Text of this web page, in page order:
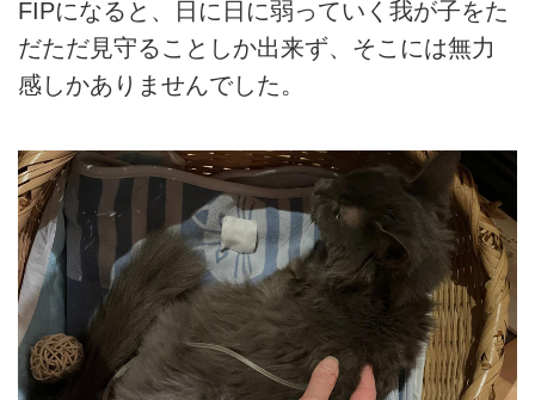
FIPになると、日に日に弱っていく我が子をた
だただ見守ることしか出来ず、そこには無力
感しかありませんでした。